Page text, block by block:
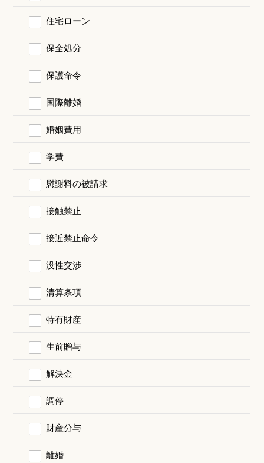
住宅ローン
保全処分
保護命令
国際離婚
婚姻費用
学費
慰謝料の被請求
接触禁止
接近禁止命令
没性交渉
清算条項
特有財産
生前贈与
解決金
調停
財産分与
離婚